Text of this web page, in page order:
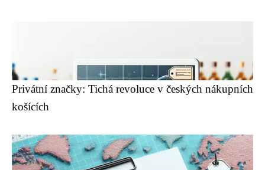
Privátní značky: Tichá revoluce v českých nákupních
košících